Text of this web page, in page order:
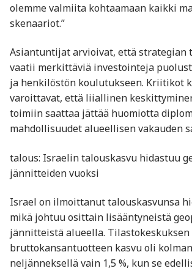
olemme valmiita kohtaamaan kaikki
skenaariot.”
Asiantuntijat arvioivat, että strategian
vaatii merkittäviä investointeja
ja henkilöstön koulutukseen. Kriitikot
varoittavat, että liiallinen
toimiin saattaa jättää huomiotta
mahdollisuudet alueellisen vakauden
talous: Israelin talouskasvu hidastuu
jännitteiden vuoksi
Israel on ilmoittanut talouskasvunsa
mikä johtuu osittain lisääntyneistä
jännitteistä alueella. Tilastokeskuksen
bruttokansantuotteen kasvu oli
neljänneksellä vain 1,5 %, kun se